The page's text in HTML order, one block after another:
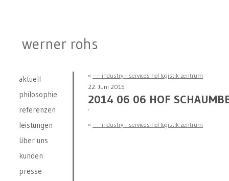
werner rohs
aktuell
philosophie
referenzen
leistungen
über uns
kunden
presse
« – – industry + services hof logistik zentrum
22. Juni 2015
2014 06 06 HOF
« – – industry + services hof logistik zentrum